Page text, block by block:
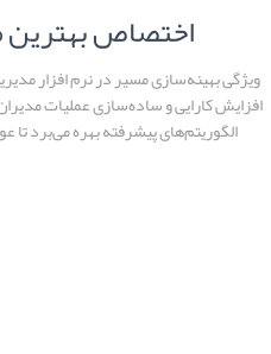
اختصاص بهترین
ویژگی بهینه‌سازی مسیر در نرم افزار
افزایش کارایی و ساده‌سازی عملیات
الگوریتم‌های پیشرفته بهره می‌برد